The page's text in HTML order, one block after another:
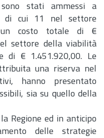
stati ammessi a
di cui 11 nel settore
un costo totale di €
settore della viabilità
di € 1.451.920,00. Le
una riserva nel
hanno presentato
sia su quello della
Regione ed in anticipo
delle strategie